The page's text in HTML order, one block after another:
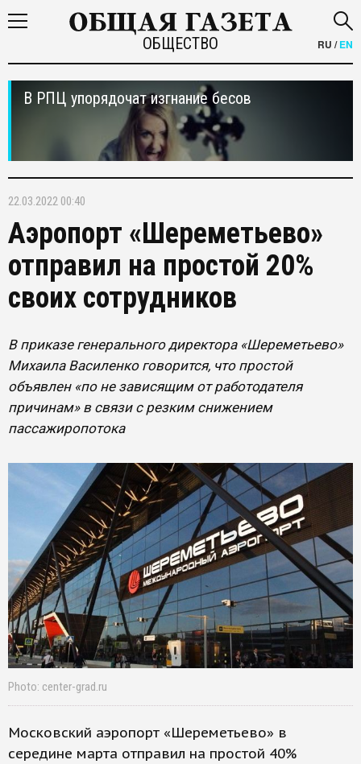
ОБЩЕСТВО RU /EN
В РПЦ упорядочат изгнание бесов
22.03.2022 00:40
Аэропорт «Шереметьево»
отправил на простой 20%
своих сотрудников
В приказе генерального директора «Шереметьево»
Михаила Василенко говорится, что простой
объявлен «по не зависящим от работодателя
причинам» в связи с резким снижением
пассажиропотока
Photo: center-grad.ru
Московский аэропорт «Шереметьево» в
середине марта отправил на простой 40%